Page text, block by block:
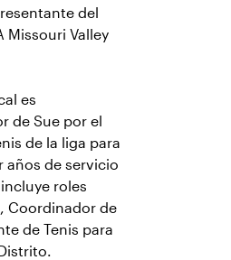
del
Missouri Valley
es
de Sue por el
de la liga para
años de servicio
roles
Coordinador de
de Tenis para